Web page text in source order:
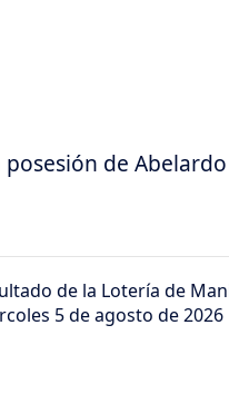
de Abelardo
de la Lotería de
5 de agosto de 2026